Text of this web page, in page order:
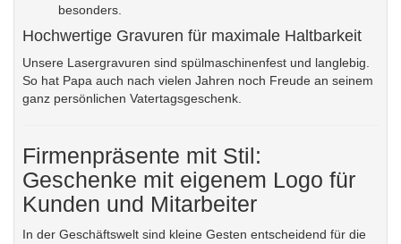
besonders.
Hochwertige Gravuren für maximale Haltbarkeit
Unsere Lasergravuren sind spülmaschinenfest und langlebig.
So hat Papa auch nach vielen Jahren noch Freude an seinem
ganz persönlichen Vatertagsgeschenk.
Firmenpräsente mit Stil:
Geschenke mit eigenem Logo für
Kunden und Mitarbeiter
In der Geschäftswelt sind kleine Gesten entscheidend für die